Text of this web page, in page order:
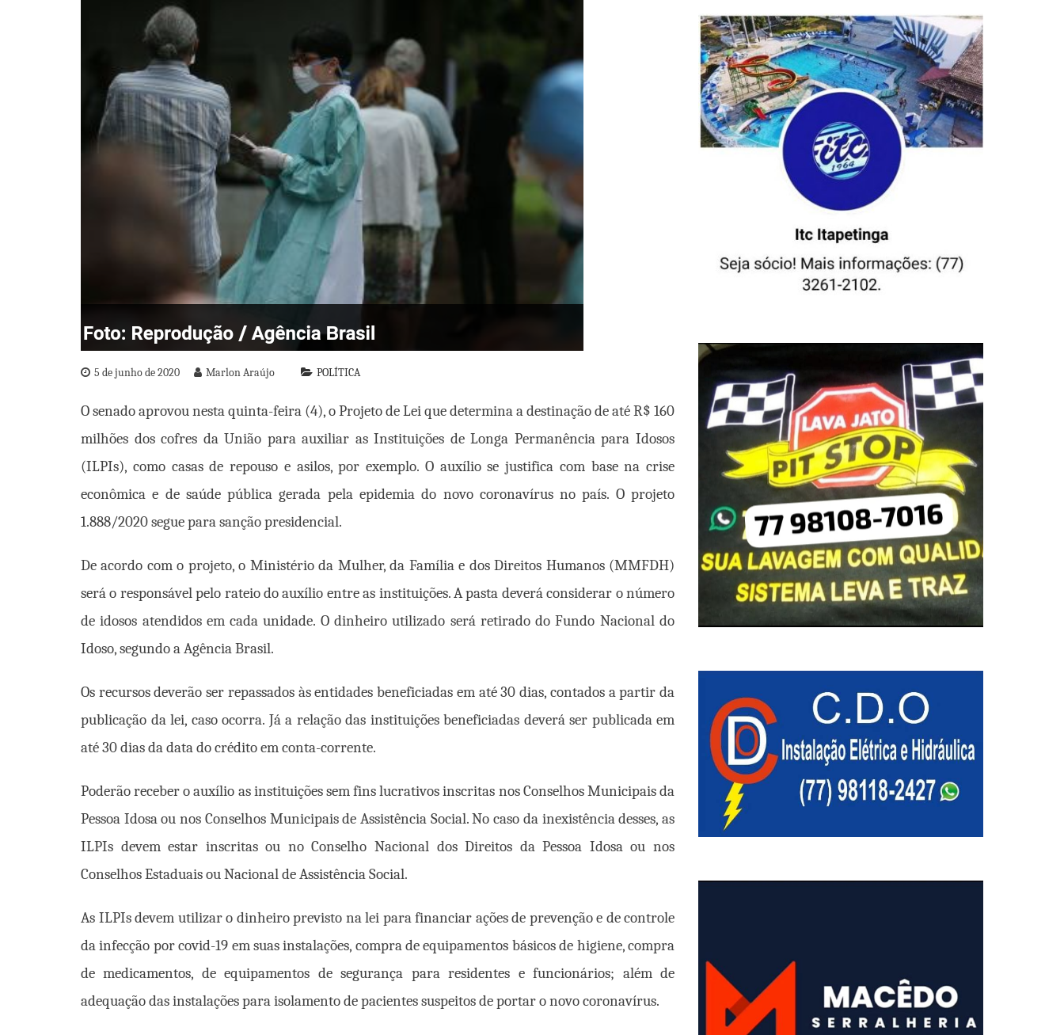
5 de junho de 2020 Marlon Araújo POLÍTICA
O senado aprovou nesta quinta-feira (4), o Projeto de Lei que determina a destinação de até R$ 160
milhões dos cofres da União para auxiliar as Instituições de Longa Permanência para Idosos
(ILPIs), como casas de repouso e asilos, por exemplo. O auxílio se justifica com base na crise
econômica e de saúde pública gerada pela epidemia do novo coronavírus no país. O projeto
1.888/2020 segue para sanção presidencial.
De acordo com o projeto, o Ministério da Mulher, da Família e dos Direitos Humanos (MMFDH)
será o responsável pelo rateio do auxílio entre as instituições. A pasta deverá considerar o número
de idosos atendidos em cada unidade. O dinheiro utilizado será retirado do Fundo Nacional do
Idoso, segundo a Agência Brasil.
Os recursos deverão ser repassados às entidades beneficiadas em até 30 dias, contados a partir da
publicação da lei, caso ocorra. Já a relação das instituições beneficiadas deverá ser publicada em
até 30 dias da data do crédito em conta-corrente.
Poderão receber o auxílio as instituições sem fins lucrativos inscritas nos Conselhos Municipais da
Pessoa Idosa ou nos Conselhos Municipais de Assistência Social. No caso da inexistência desses, as
ILPIs devem estar inscritas ou no Conselho Nacional dos Direitos da Pessoa Idosa ou nos
Conselhos Estaduais ou Nacional de Assistência Social.
As ILPIs devem utilizar o dinheiro previsto na lei para financiar ações de prevenção e de controle
da infecção por covid-19 em suas instalações, compra de equipamentos básicos de higiene, compra
de medicamentos, de equipamentos de segurança para residentes e funcionários; além de
adequação das instalações para isolamento de pacientes suspeitos de portar o novo coronavírus.